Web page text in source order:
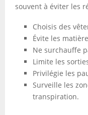
souvent à éviter les
Choisis des
Évite les
Ne surchauffe
Limite les
Privilégie les
Surveille les
transpiration.